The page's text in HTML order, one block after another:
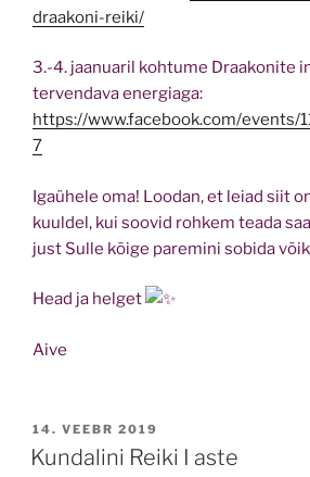
draakoni-reiki/
3.-4. jaanuaril kohtume Draakonite
tervendava energiaga:
https://www.facebook.com/events/
7
Igaühele oma! Loodan, et leiad siit
kuuldel, kui soovid rohkem teada
just Sulle kõige paremini sobida
Head ja helget
Aive
POSTED
ON
14. VEEBR 2019
Kundalini Reiki I aste